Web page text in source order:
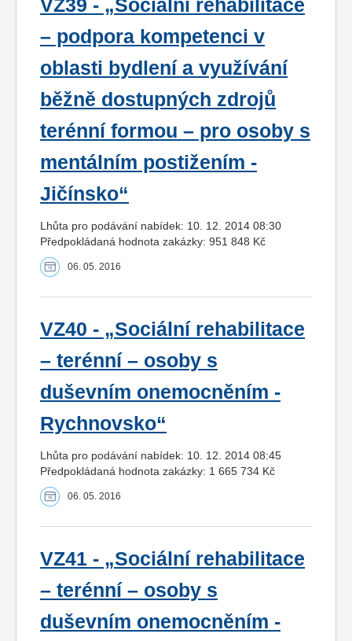
VZ39 - „Sociální rehabilitace
– podpora kompetenci v
oblasti bydlení a využívání
běžně dostupných zdrojů
terénní formou – pro osoby s
mentálním postižením -
Jičínsko“
Lhůta pro podávání nabídek: 10. 12. 2014 08:30
Předpokládaná hodnota zakázky: 951 848 Kč
06. 05. 2016
VZ40 - „Sociální rehabilitace
– terénní – osoby s
duševním onemocněním -
Rychnovsko“
Lhůta pro podávání nabídek: 10. 12. 2014 08:45
Předpokládaná hodnota zakázky: 1 665 734 Kč
06. 05. 2016
VZ41 - „Sociální rehabilitace
– terénní – osoby s
duševním onemocněním -